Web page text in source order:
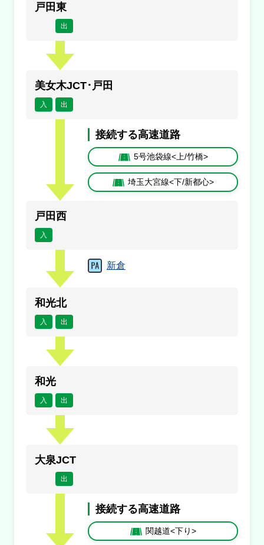
戸田東
出
美女木JCT･戸田
入 出
接続する高速道路
5号池袋線<上/竹橋>
埼玉大宮線<下/新都心>
戸田西
入
新倉
和光北
入 出
和光
入 出
大泉JCT
出
接続する高速道路
関越道<下り>